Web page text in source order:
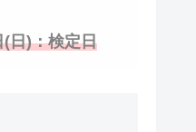
日)：検定日